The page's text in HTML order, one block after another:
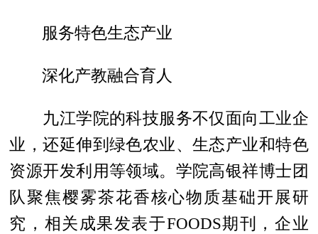
服务特色生态产业
深化产教融合育人
九江学院的科技服务不仅面向工业企
业，还延伸到绿色农业、生态产业和特色
资源开发利用等领域。学院高银祥博士团
队聚焦樱雾茶花香核心物质基础开展研
究，相关成果发表于FOODS期刊，企业